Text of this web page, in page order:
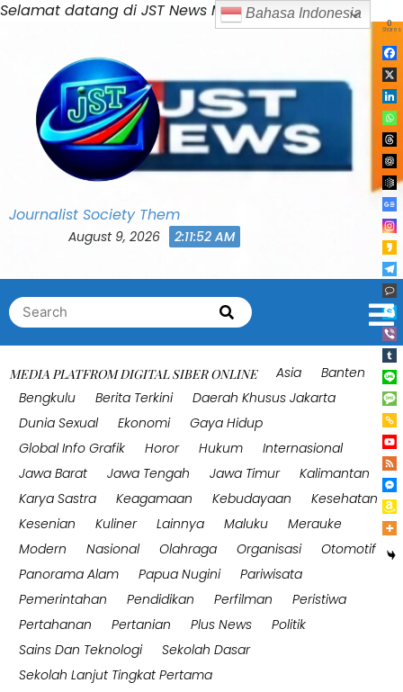
Selamat datang di JST News MediaSkip
to
Journalist Society Them
August 9, 2026 2:11:56 AM
Search
for:
Search
MEDIA PLATFROM DIGITAL SIBER ONLINE Asia
Banten
Bengkulu
Berita Terkini
Daerah Khusus Jakarta
Dunia Sexual
Ekonomi
Gaya Hidup
Global Info Grafik
Horor Hukum
Internasional
Jawa Barat
Jawa Tengah Jawa Timur
Kalimantan
Karya Sastra
Keagamaan Kebudayaan
Kesehatan
Kesenian
Kuliner Lainnya Maluku
Merauke
Modern
Nasional Olahraga Organisasi
Otomotif
Panorama Alam
Papua Nugini
Pariwisata
Pemerintahan
Pendidikan Perfilman
Peristiwa
Pertahanan
Pertanian Plus News
Politik
Sains Dan Teknologi
Sekolah Dasar
Sekolah Lanjut Tingkat Pertama
0
Shares
Bahasa Indonesia